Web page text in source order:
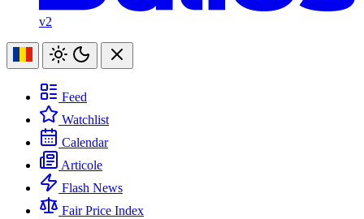
v2
Feed
Watchlist
Calendar
Articole
Flash News
Fair Price Index